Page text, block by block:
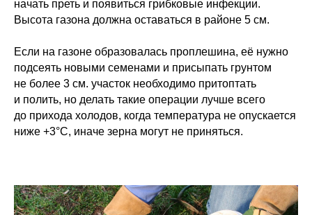
начать преть и появиться грибковые инфекции.
Высота газона должна оставаться в районе 5 см.
Если на газоне образовалась проплешина, её нужно
подсеять новыми семенами и присыпать грунтом
не более 3 см. участок необходимо притоптать
и полить, но делать такие операции лучше всего
до прихода холодов, когда температура не опускается
ниже +3°С, иначе зерна могут не приняться.